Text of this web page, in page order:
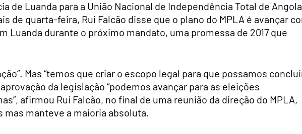
de Luanda para a União Nacional de Independência Total de Angola
de quarta-feira, Rui Falcão disse que o plano do MPLA é avançar
Luanda durante o próximo mandato, uma promessa de 2017 que
Mas “temos que criar o escopo legal para que possamos
da legislação “podemos avançar para as eleições
afirmou Rui Falcão, no final de uma reunião da direção do MPLA,
mas manteve a maioria absoluta.